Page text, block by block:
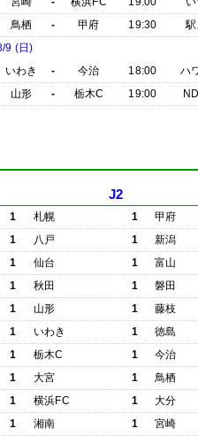
鳥栖
- 甲府 19:30
駅
9 (日)
いわき
- 今治 18:00
ハ
山形
- 栃木C 19:00
J2
1 札幌 1
甲府
1
八戸 1
新潟
1
仙台 1
富山
1
秋田 1
磐田
1
山形 1
藤枝
1
いわき 1
徳島
1
栃木C 1
今治
1
大宮 1
鳥栖
1
横浜FC 1
大分
1
湘南 1 宮崎